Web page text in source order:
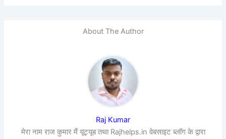
About The Author
Raj Kumar
मेरा नाम राज कुमार मैं यूट्यूब तथा Rajhelps.in वेबसाइट ब्लॉग के द्वारा